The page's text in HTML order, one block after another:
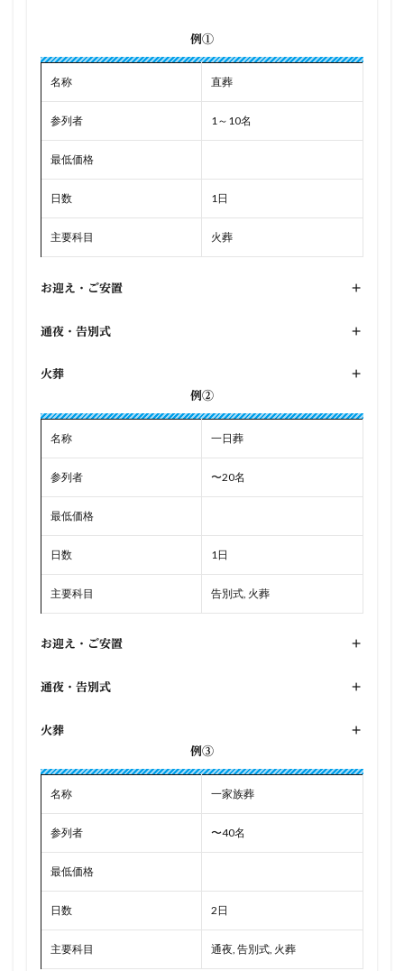
例①
名称 直葬
参列者 1～10名
最低価格
日数 1日
主要科目 火葬
お迎え・ご安置 +
通夜・告別式 +
火葬
+
例②
名称 一日葬
参列者 〜20名
最低価格
日数 1日
主要科目 告別式, 火葬
お迎え・ご安置 +
通夜・告別式 +
火葬
+
例③
名称 一家族葬
参列者 〜40名
最低価格
日数 2日
主要科目 通夜, 告別式, 火葬